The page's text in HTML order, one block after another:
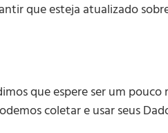
que esteja atualizado
que espere ser um
coletar e usar seus